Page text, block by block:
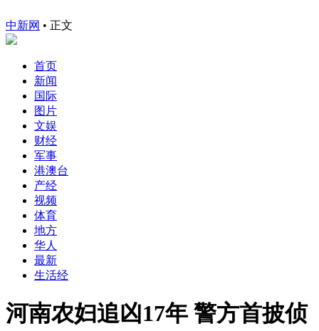
中新网 • 正文
首页
新闻
国际
图片
文娱
财经
军事
港澳台
产经
视频
体育
地方
华人
最新
生活经
河南农妇追凶17年 警方首披侦